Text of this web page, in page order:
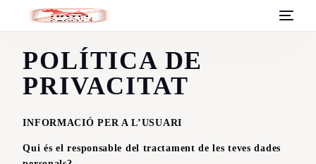
POLÍTICA DE
PRIVACITAT
INFORMACIÓ PER A L’USUARI
Qui és el responsable del tractament de les teves dades